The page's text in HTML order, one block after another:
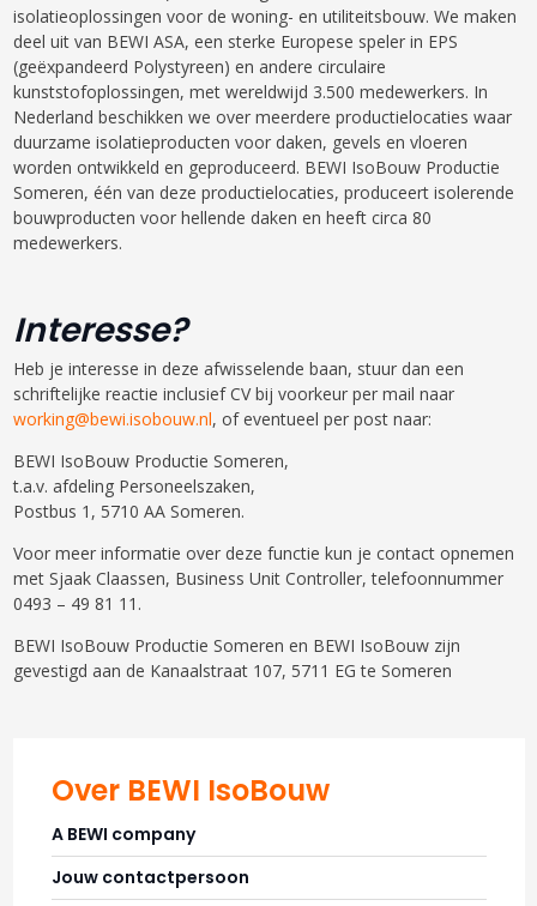
isolatieoplossingen voor de woning- en utiliteitsbouw. We maken
deel uit van BEWI ASA, een sterke Europese speler in EPS
(geëxpandeerd Polystyreen) en andere circulaire
kunststofoplossingen, met wereldwijd 3.500 medewerkers. In
Nederland beschikken we over meerdere productielocaties waar
duurzame isolatieproducten voor daken, gevels en vloeren
worden ontwikkeld en geproduceerd. BEWI IsoBouw Productie
Someren, één van deze productielocaties, produceert isolerende
bouwproducten voor hellende daken en heeft circa 80
medewerkers.
Interesse?
Heb je interesse in deze afwisselende baan, stuur dan een
schriftelijke reactie inclusief CV bij voorkeur per mail naar
working@bewi.isobouw.nl, of eventueel per post naar:
BEWI IsoBouw Productie Someren,
t.a.v. afdeling Personeelszaken,
Postbus 1, 5710 AA Someren.
Voor meer informatie over deze functie kun je contact opnemen
met Sjaak Claassen, Business Unit Controller, telefoonnummer
0493 – 49 81 11.
BEWI IsoBouw Productie Someren en BEWI IsoBouw zijn
gevestigd aan de Kanaalstraat 107, 5711 EG te Someren
Over BEWI IsoBouw
A BEWI company
Jouw contactpersoon